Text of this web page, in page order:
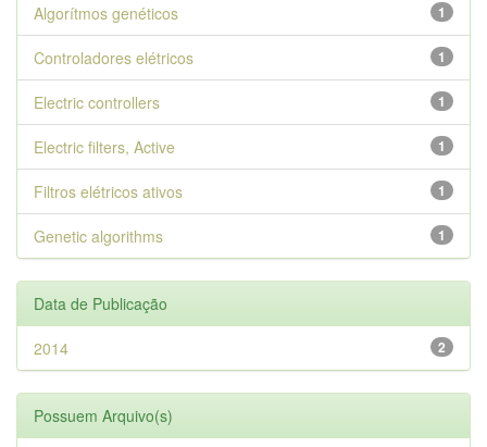
1
Algorítmos genéticos
1
Controladores elétricos
1
Electric controllers
1
Electric filters, Active
1
Filtros elétricos ativos
1
Genetic algorithms
Data de Publicação
2
2014
Possuem Arquivo(s)